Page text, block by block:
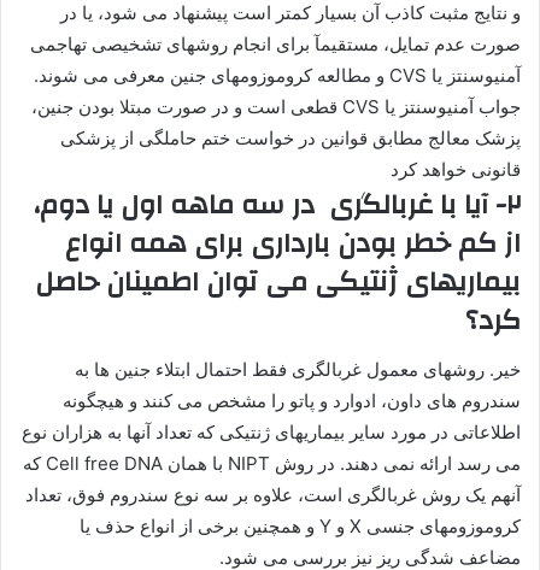
و نتایج مثبت کاذب آن بسیار کمتر است پیشنهاد می شود، یا در
صورت عدم تمایل، مستقیمآ برای انجام روشهای تشخیصی تهاجمی
آمنیوسنتز یا CVS و مطالعه کروموزومهای جنین معرفی می شوند.
جواب آمنیوسنتز یا CVS قطعی است و در صورت مبتلا بودن جنین،
پزشک معالج مطابق قوانین در خواست ختم حاملگی از پزشکی
قانونی خواهد کرد
۲- آیا با غربالگری در سه ماهه اول یا دوم،
از کم خطر بودن بارداری برای همه انواع
بیماریهای ژنتیکی می توان اطمینان حاصل
کرد؟
خیر. روشهای معمول غربالگری فقط احتمال ابتلاء جنین ها به
سندروم های داون، ادوارد و پاتو را مشخص می کنند و هیچگونه
اطلاعاتی در مورد سایر بیماریهای ژنتیکی که تعداد آنها به هزاران نوع
می رسد ارائه نمی دهند. در روش NIPT با همان Cell free DNA که
آنهم یک روش غربالگری است، علاوه بر سه نوع سندروم فوق، تعداد
کروموزومهای جنسی X و Y و همچنین برخی از انواع حذف یا
مضاعف شدگی ریز نیز بررسی می شود.